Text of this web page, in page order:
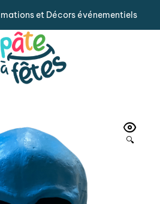
et Décors événementiels
🔍